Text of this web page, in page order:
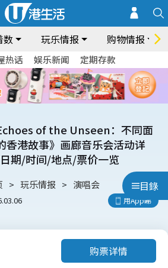
数 玩乐情报 购物情报
热话 娱乐新闻 定期存款
目錄
of the Unseen：不同面
香港故事》画廊音乐会活动详
期/时间/地点/票价一览
玩乐情报 演唱会
用App睇
购票详情